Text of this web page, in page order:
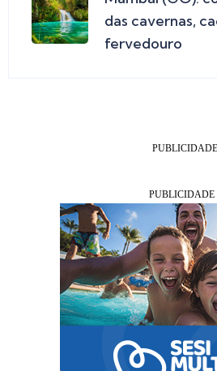
das cavernas,
fervedouro